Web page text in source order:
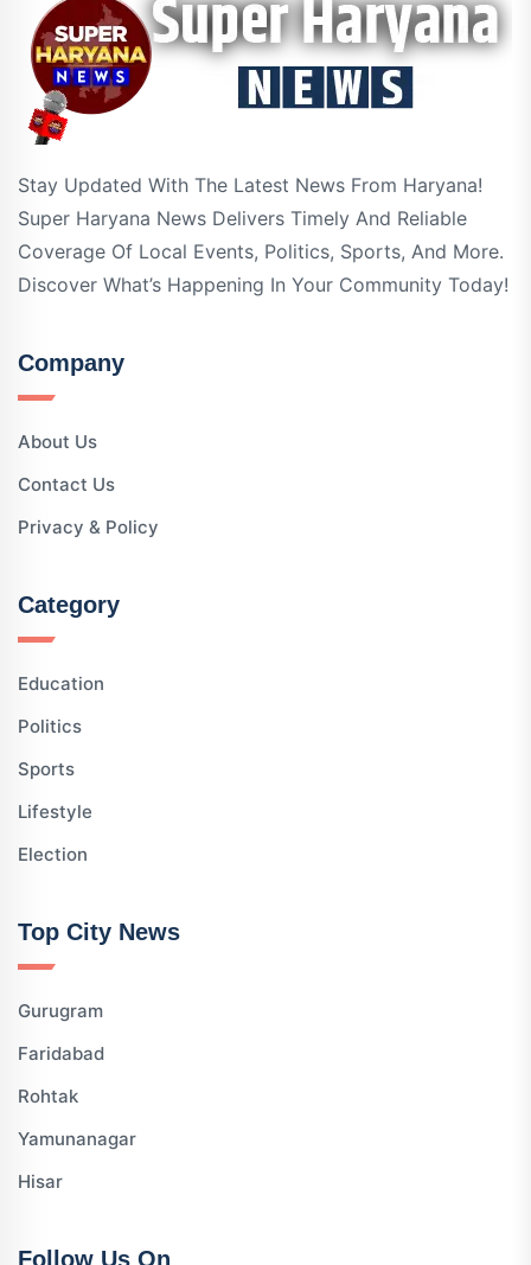
Stay Updated With The Latest News From Haryana!
Super Haryana News Delivers Timely And Reliable
Coverage Of Local Events, Politics, Sports, And More.
Discover What’s Happening In Your Community Today!
Company
About Us
Contact Us
Privacy & Policy
Category
Education
Politics
Sports
Lifestyle
Election
Top City News
Gurugram
Faridabad
Rohtak
Yamunanagar
Hisar
Follow Us On